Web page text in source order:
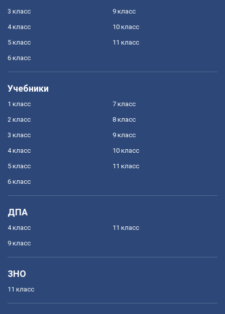
3 класс
4 класс
5 класс
6 класс
9 класс
10 класс
11 класс
Учебники
1 класс
2 класс
3 класс
4 класс
5 класс
6 класс
7 класс
8 класс
9 класс
10 класс
11 класс
ДПА
4 класс
9 класс
11 класс
ЗНО
11 класс